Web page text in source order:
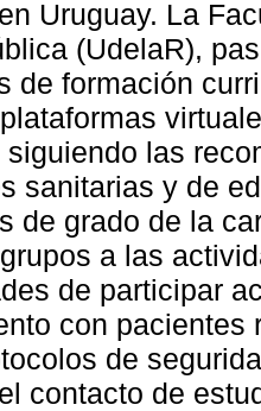
Uruguay. La
(UdelaR),
de formación
siguiendo las
sanitarias y de
de grado de la
a las
de participar
con
de
contacto de